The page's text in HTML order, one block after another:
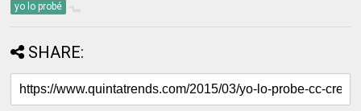
yo lo probé
SHARE: